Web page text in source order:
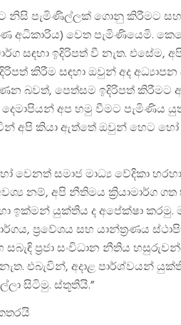
නිසි පැමිණිල්ලක් ගොනු කිරීමට
අධිකාරිය) වෙත පැමිණියෙමි.
සඳහා ඉදිරිපත් වී නැත. එසේම,
කිරීම සඳහා ඔවුන් අද අධ්‍යාපන
බවත්, පෙත්සම ඉදිරිපත් කිරීමට
අප හමු වීමට පැමිණිය
අපි කියා ඇත්තේ ඔවුන් හෙට හෝ
සමාජ මාධ්‍ය වේදිකා
නම්, අපි නීතිමය ක්‍රියාමාර්ග
ඉක්මන් යුක්තිය ද අපේක්ෂා කරමු.
ප්‍රවේශය සහ යාන්ත්‍රණය
සබැඳි ප්‍රජා සංවිධාන නීතිය
එබැවින්, අදාළ පාර්ශ්වයන්
සිටිමු. ස්තූතියි.”